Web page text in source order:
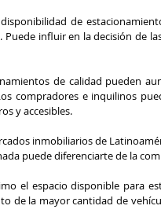
de
influir en la decisión de
de calidad pueden
compradores e inquilinos
y accesibles.
inmobiliarios de
puede diferenciarte de la
el espacio disponible para
de la mayor cantidad de